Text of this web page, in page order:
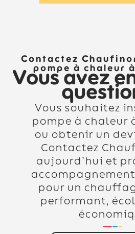
Contactez
pompe à chaleur
Vous avez
Vous souhaitez
pompe à chaleur
ou obtenir un
Contactez
aujourd’hui et
pour un
performant,